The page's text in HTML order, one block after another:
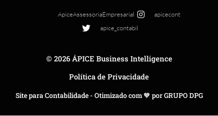
ApiceAssessoriaEmpresarial
apicecont
apice_contabil
© 2026 ÁPICE Business Intelligence
Política de Privacidade
Site para Contabilidade - Otimizado com 🧡 por GRUPO DPG